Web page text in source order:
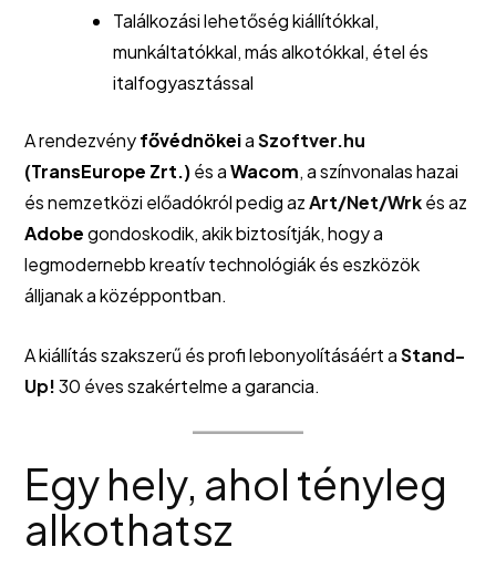
Találkozási lehetőség kiállítókkal,
munkáltatókkal, más alkotókkal, étel és
italfogyasztással
A rendezvényfővédnökeiaSzoftver.hu
(TransEurope Zrt.)és aWacom, a színvonalas hazai
és nemzetközi előadókról pedig azArt/Net/Wrkés az
Adobegondoskodik, akik biztosítják, hogy a
legmodernebb kreatív technológiák és eszközök
álljanak a középpontban.
A kiállítás szakszerű és profi lebonyolításáért aStand-
Up!30 éves szakértelme a garancia.
Egy hely, ahol tényleg
alkothatsz